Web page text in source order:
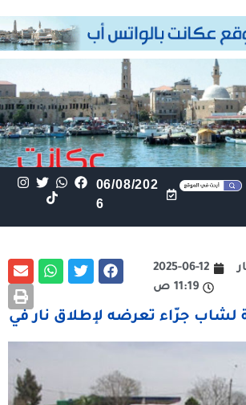
06/08/202
6
2025-06-12
11:19 ص
جرّاء تعرضه لإطلاق نار في